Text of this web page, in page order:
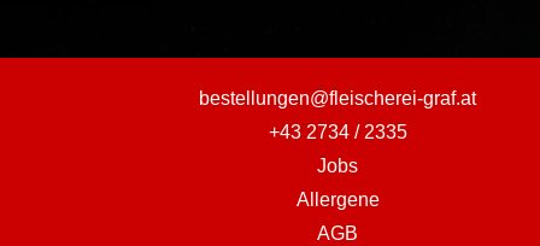
bestellungen@fleischerei-graf.at
+43 2734 / 2335
Jobs
Allergene
AGB